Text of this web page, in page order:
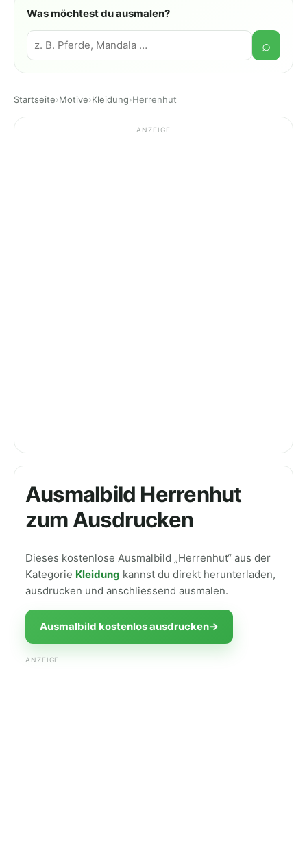
Was möchtest du ausmalen?
Suche
⌕
Startseite›Motive›Kleidung›Herrenhut
ANZEIGE
Ausmalbild Herrenhut
zum Ausdrucken
Dieses kostenlose Ausmalbild „Herrenhut“ aus der
Kategorie Kleidung kannst du direkt herunterladen,
ausdrucken und anschliessend ausmalen.
Ausmalbild kostenlos ausdrucken→
ANZEIGE